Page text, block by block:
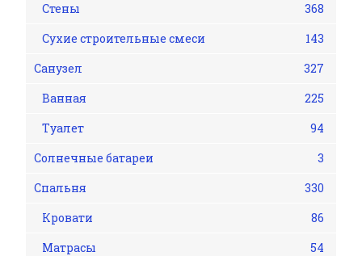
Стены
368
Сухие строительные смеси
143
Санузел
327
Ванная
225
Туалет
94
Солнечные батареи
3
Спальня
330
Кровати
86
Матрасы
54